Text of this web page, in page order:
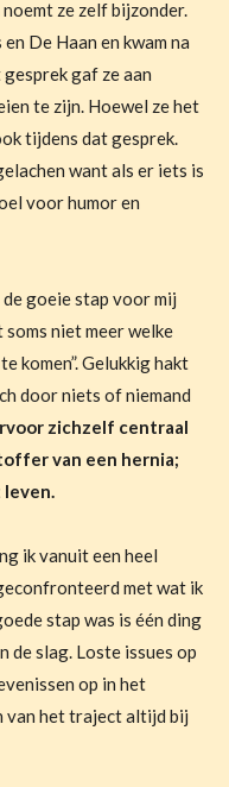
ze zelf bijzonder.
De Haan en kwam na
gaf ze aan
te zijn. Hoewel ze het
tijdens dat gesprek.
want als er iets is
voor humor en
goeie stap voor mij
niet meer welke
komen”.Gelukkig hakt
door niets of niemand
zichzelf centraal
van een hernia;
leven.
ik vanuit een heel
met wat ik
stap was is één ding
de slag. Loste issues op
op in het
van het traject altijd bij